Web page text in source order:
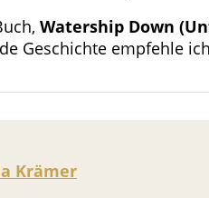
Watership Down
Geschichte empfehle
Krämer